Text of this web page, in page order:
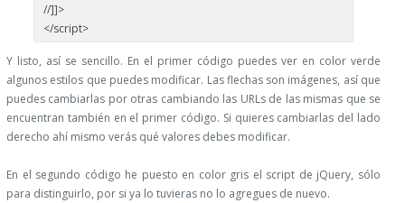
//]]>
</script>
Y listo, así se sencillo. En el primer código puedes ver en color verde
algunos estilos que puedes modificar. Las flechas son imágenes, así que
puedes cambiarlas por otras cambiando las URLs de las mismas que se
encuentran también en el primer código. Si quieres cambiarlas del lado
derecho ahí mismo verás qué valores debes modificar.
En el segundo código he puesto en color gris el script de jQuery, sólo
para distinguirlo, por si ya lo tuvieras no lo agregues de nuevo.